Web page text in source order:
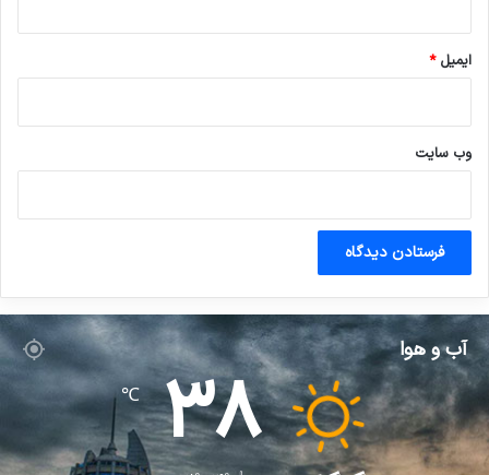
ایمیل*
وب‌ سایت
آب و هوا
38
℃